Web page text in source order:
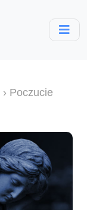
› Poczucie